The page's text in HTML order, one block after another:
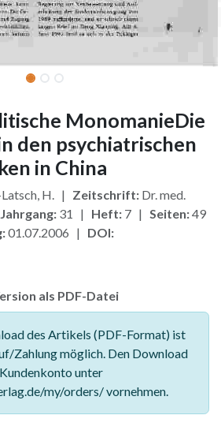
MonomanieDie
den psychiatrischen
in China
H. | Zeitschrift: Dr. med.
Jahrgang: 31 | Heft: 7 | Seiten:49
01.07.2006 | DOI:
als PDF-Datei
des Artikels (PDF-Format) ist
Zahlung möglich. Den Download
unter
my/orders/ vornehmen.